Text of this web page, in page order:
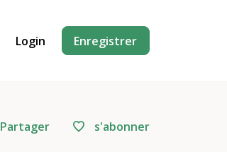
Login Enregistrer
Partager s'abonner